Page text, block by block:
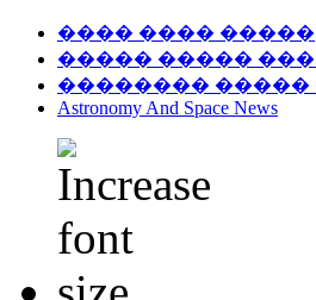
���� ���� �����
����� �����
�������� �����
Astronomy And Space News